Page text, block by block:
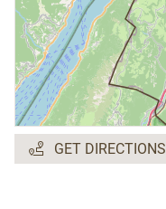
GET DIRECTIONS